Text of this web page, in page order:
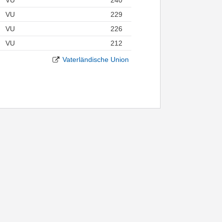
VU
229
VU
226
VU
212
Vaterländische Union